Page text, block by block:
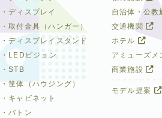
自治体・公教
交通機関
ホテル
アミューズ
商業施設
モデル提案
・ディスプレイ
・取付金具（ハンガー）
・ディスプレイスタンド
・LEDビジョン
・STB
・筐体（ハウジング）
・キャビネット
・バトン